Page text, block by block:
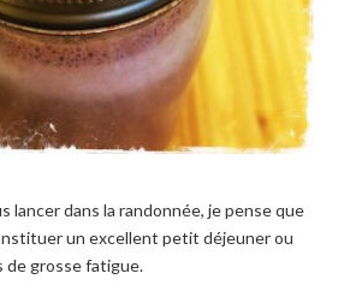
lancer dans la randonnée, je pense que
un excellent petit déjeuner ou
de grosse fatigue.